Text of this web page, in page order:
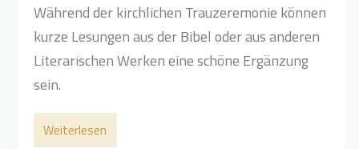
Während der kirchlichen Trauzeremonie können
kurze Lesungen aus der Bibel oder aus anderen
Literarischen Werken eine schöne Ergänzung
sein.
Weiterlesen